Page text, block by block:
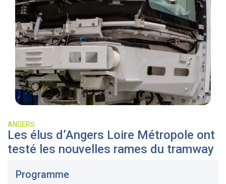
ANGERS
Les élus d’Angers Loire Métropole ont
testé les nouvelles rames du tramway
Programme